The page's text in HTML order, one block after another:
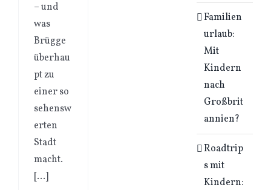
– und
was
Brügge
überhau
pt zu
einer so
sehensw
erten
Stadt
macht.
[…]
Familien
urlaub:
Mit
Kindern
nach
Großbrit
annien?
Roadtrip
s mit
Kindern: